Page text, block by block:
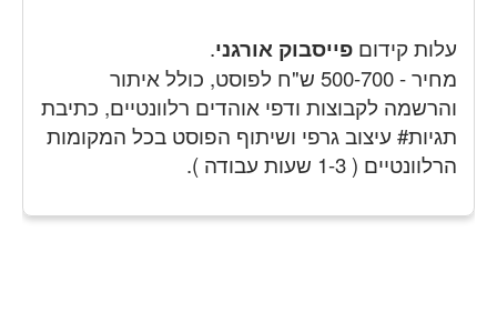
עלות קידום פייסבוק אורגני.
מחיר - 500-700 ש"ח לפוסט, כולל איתור
והרשמה לקבוצות ודפי אוהדים רלוונטיים, כתיבת
תגיות# עיצוב גרפי ושיתוף הפוסט בכל המקומות
הרלוונטיים ( 1-3 שעות עבודה ).